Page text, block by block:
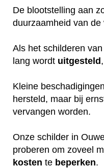
De blootstelling aan
duurzaamheid van de
Als het schilderen
lang wordt uitgesteld
Kleine
hersteld, maar bij
vervangen worden.
Onze schilder in
proberen om zoveel
kosten te beperken.